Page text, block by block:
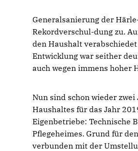
Generalsanierung der
Rekordverschul-dung zu.
den Haushalt
Entwicklung war seither
auch wegen immens hoher
Nun sind schon wieder
Haushaltes für das Jahr
Eigenbetriebe: Technische
Pflegeheimes. Grund für
verbunden mit der